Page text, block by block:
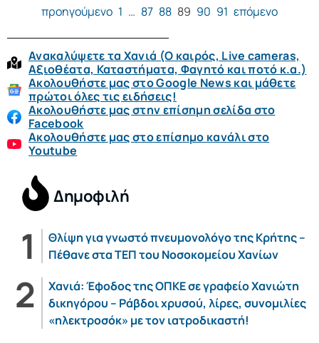
προηγούμενο 1 … 87 88 89 90 91 επόμενο
Ανακαλύψετε τα Χανιά (O καιρός, Live cameras,
Αξιοθέατα, Καταστήματα, Φαγητό και ποτό κ.α.)
Ακολουθήστε μας στο Google News και μάθετε
πρώτοι όλες τις ειδήσεις!
Ακολουθήστε μας στην επίσημη σελίδα στο
Facebook
Ακολουθήστε μας στο επίσημο κανάλι στο
Youtube
Δημοφιλή
Θλίψη για γνωστό πνευμονολόγο της Κρήτης –
Πέθανε στα ΤΕΠ του Νοσοκομείου Χανίων
Χανιά: Έφοδος της ΟΠΚΕ σε γραφείο Χανιώτη
δικηγόρου – Ράβδοι χρυσού, λίρες, συνομιλίες
«ηλεκτροσόκ» με τον ιατροδικαστή!